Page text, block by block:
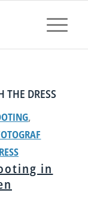
THE DRESS
,
in